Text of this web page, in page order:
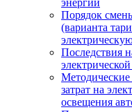
энергии
Порядок
(варианта
Последствия
затрат на
освещения